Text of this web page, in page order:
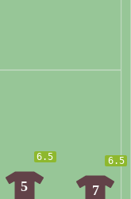
6.5
5
6.5
7